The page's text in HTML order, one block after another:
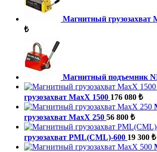
Магнитный грузозахват
₺
Магнитный подъемник
грузозахват МахХ 1500 176 080 ₺
грузозахват МахХ 250 56 800 ₺
грузозахват PML(CML)-600 19 300 ₺